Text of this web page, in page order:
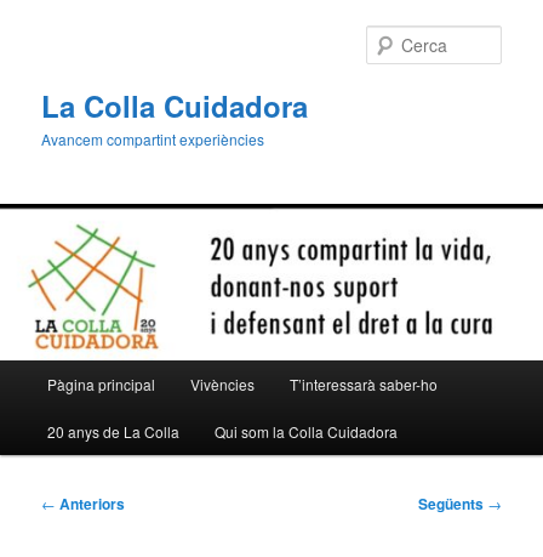
La Colla Cuidadora
Avancem compartint experiències
principal
Pàgina principal Vivències T’interessarà saber-ho
20 anys de La Colla Qui som la Colla Cuidadora
Navegació
← Anteriors Següents →